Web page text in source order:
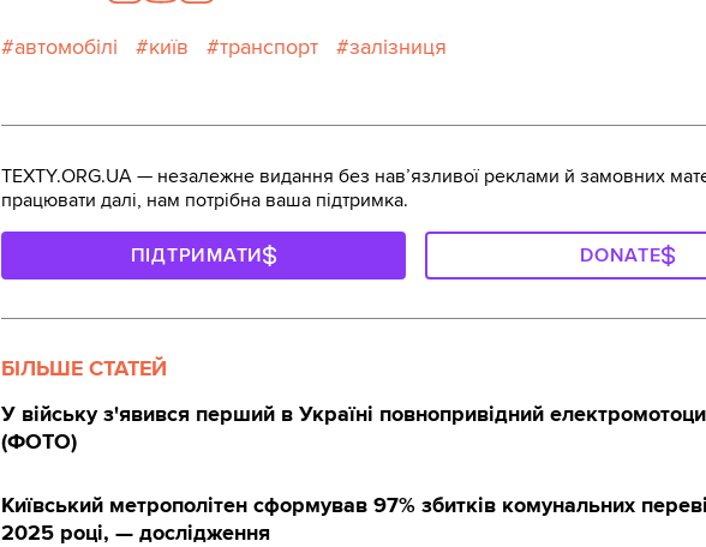
автомобілі київ транспорт залізниця
TEXTY.ORG.UA — незалежне видання без навʼязливої реклами й замовних
працювати далі, нам потрібна ваша підтримка.
ПІДТРИМАТИ DONATE
БІЛЬШЕ СТАТЕЙ
У війську з'явився перший в Україні повнопривідний
(ФОТО)
Київський метрополітен сформував 97% збитків комунальних
2025 році, — дослідження